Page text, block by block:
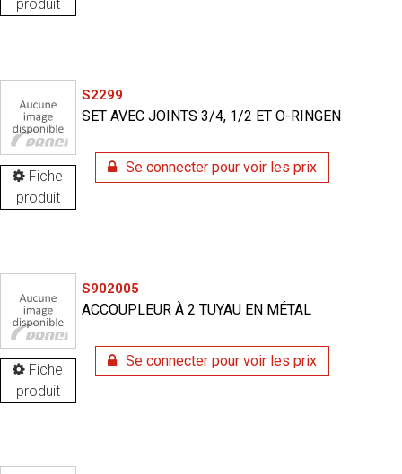
produit
Fiche
produit
S2299
SET AVEC JOINTS 3/4, 1/2 ET O-RINGEN
Se connecter pour voir les prix
Fiche
produit
S902005
ACCOUPLEUR À 2 TUYAU EN MÉTAL
Se connecter pour voir les prix